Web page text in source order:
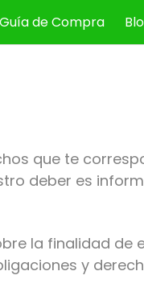
Guía de Compra
que te
deber es
la finalidad de
y